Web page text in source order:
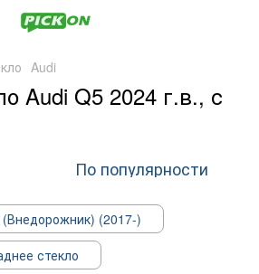
Audi
Audi Q5 2024 г.в., с
По популярности
(Внедорожник) (2017-)
стекло